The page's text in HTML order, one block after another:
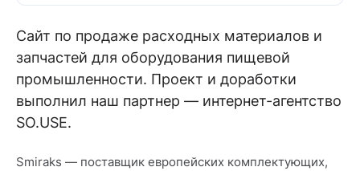
Сайт по продаже расходных материалов и
запчастей для оборудования пищевой
промышленности. Проект и доработки
выполнил наш партнер — интернет-агентство
SO.USE.
Smiraks — поставщик европейских комплектующих,